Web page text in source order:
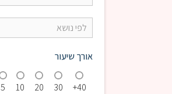
אורך שיעור
5 10 20 30 40+